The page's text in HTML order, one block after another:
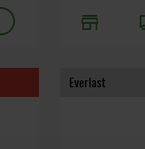
store
Everlast